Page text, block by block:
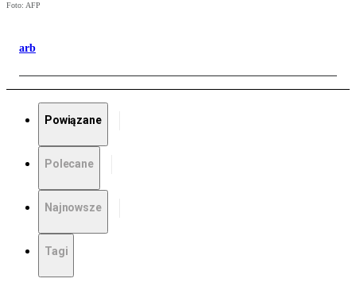
Foto: AFP
arb
Powiązane
Polecane
Najnowsze
Tagi